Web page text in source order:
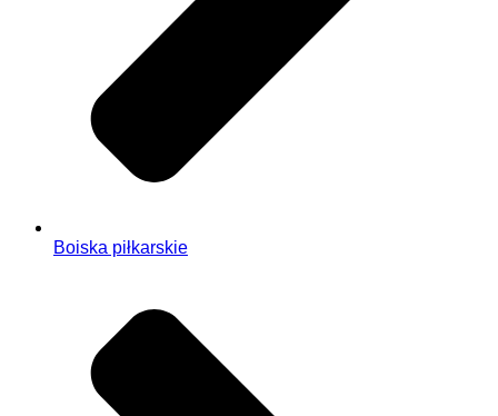
Boiska piłkarskie